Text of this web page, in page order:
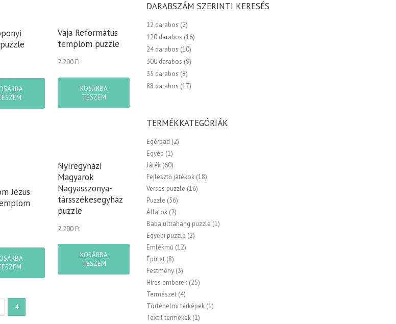
Vaja Református
templom puzzle
2.200 Ft
KOSÁRBA
TESZEM
Jézus
Nyíregyházi
Magyarok
Nagyasszonya-
társszékesegyház
puzzle
2.200 Ft
KOSÁRBA
TESZEM
4
DARABSZÁM SZERINTI KERESÉS
12 darabos (2)
120 darabos (16)
24 darabos (10)
300 darabos (9)
35 darabos (8)
88 darabos (17)
TERMÉKKATEGÓRIÁK
Egérpad (2)
Egyéb (1)
Játék (60)
Fejlesztő játékok (18)
Verses puzzle (16)
Puzzle (56)
Állatok (2)
Baba ultrahang puzzle (1)
Egyedi puzzle (2)
Emlékmű (12)
Épület (8)
Festmény (3)
Híres emberek (25)
Természet (4)
Történelmi térképek (1)
Textil termékek (1)